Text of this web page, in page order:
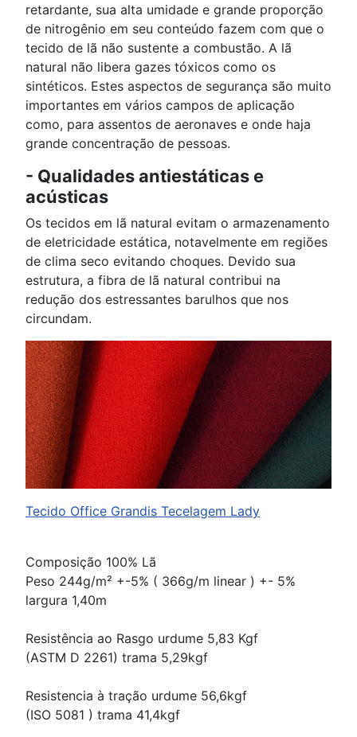
retardante, sua alta umidade e grande proporção
de nitrogênio em seu conteúdo fazem com que o
tecido de lã não sustente a combustão. A lã
natural não libera gazes tóxicos como os
sintéticos. Estes aspectos de segurança são muito
importantes em vários campos de aplicação
como, para assentos de aeronaves e onde haja
grande concentração de pessoas.
- Qualidades antiestáticas e
acústicas
Os tecidos em lã natural evitam o armazenamento
de eletricidade estática, notavelmente em regiões
de clima seco evitando choques. Devido sua
estrutura, a fibra de lã natural contribui na
redução dos estressantes barulhos que nos
circundam.
Tecido Office Grandis Tecelagem Lady
Composição 100% Lã
Peso 244g/m² +-5% ( 366g/m linear ) +- 5%
largura 1,40m
Resistência ao Rasgo urdume 5,83 Kgf
(ASTM D 2261) trama 5,29kgf
Resistencia à tração urdume 56,6kgf
(ISO 5081 ) trama 41,4kgf